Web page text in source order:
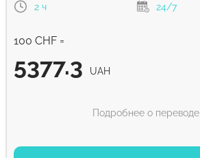
2 ч 24/7
100 CHF =
5377.3 UAH
Подробнее о переводе
ВАРИАНТЫ ОПЛАТЫ